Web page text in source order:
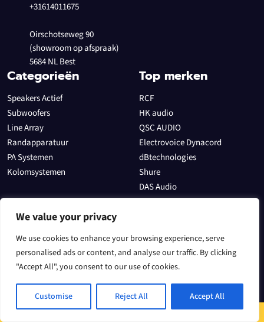
We value your privacy
We use cookies to enhance your browsing experience, serve
personalised ads or content, and analyse our traffic. By clicking
"Accept All", you consent to our use of cookies.
Customise Reject All Accept All
+31614011675
Oirschotseweg 90
(showroom op afspraak)
5684 NL Best
Categorieën
Speakers Actief
Subwoofers
Line Array
Randapparatuur
PA Systemen
Kolomsystemen
Top merken
RCF
HK audio
QSC AUDIO
Electrovoice Dynacord
dBtechnologies
Shure
DAS Audio
Allen & Heath
Sectoren
In het theater
Evenementen
Voor een DJ
Speakers